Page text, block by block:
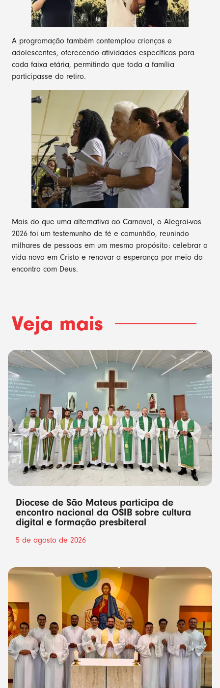
A programação também contemplou crianças e
adolescentes, oferecendo atividades específicas para
cada faixa etária, permitindo que toda a família
participasse do retiro.
Mais do que uma alternativa ao Carnaval, o Alegrai-vos
2026 foi um testemunho de fé e comunhão, reunindo
milhares de pessoas em um mesmo propósito: celebrar a
vida nova em Cristo e renovar a esperança por meio do
encontro com Deus.
Veja mais
Diocese de São Mateus participa de
encontro nacional da OSIB sobre cultura
digital e formação presbiteral
5 de agosto de 2026